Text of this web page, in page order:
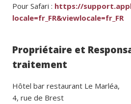
Pour Safari : https://
locale=fr_FR&viewlocale=fr_FR
Propriétaire et
traitement
Hôtel bar restaurant Le Marléa,
4, rue de Brest